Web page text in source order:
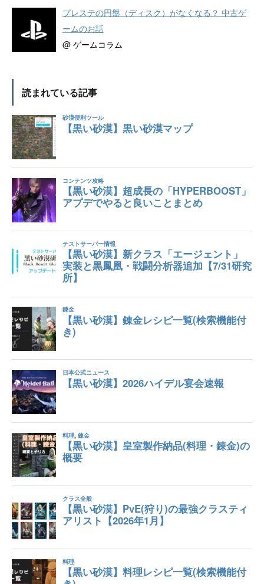
プレステの円盤（ディスク）がなくなる？ 中古ゲ
ームのお話
@ ゲームコラム
読まれている記事